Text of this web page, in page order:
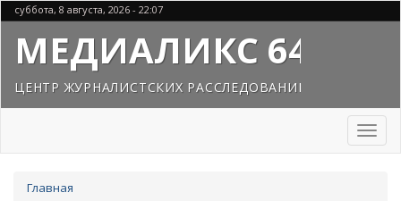
Перейти
к
основному
содержанию
суббота, 8 августа, 2026 - 22:07
МЕДИАЛИКС 64
ЦЕНТР ЖУРНАЛИСТСКИХ РАССЛЕДОВАНИЙ
Toggle
здесь
Главная